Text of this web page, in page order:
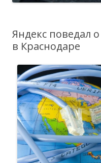
Яндекс поведал
в Краснодаре